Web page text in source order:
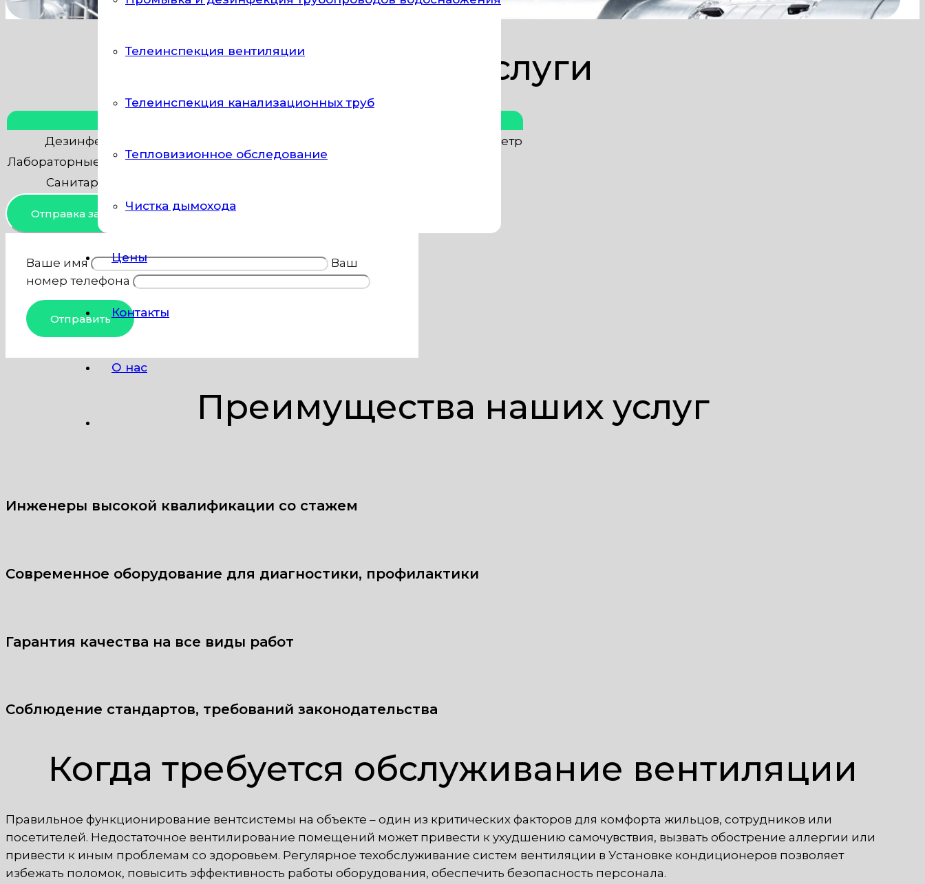
Телеинспекция вентиляции
Телеинспекция канализационных труб
Тепловизионное обследование
Чистка дымохода
Цены
Контакты
О нас
Цены за услуги
Дезинфекция систем вентиляции (воздуховоды)
от 30 руб. за пог. метр
Лабораторные исследования (микробиологические смывы)
Санитарно-эпидемиологическое обследование
Отправка заявки
Ваше имя
Ваш
номер телефона
Преимущества наших услуг
Инженеры высокой квалификации со стажем
Современное оборудование для диагностики, профилактики
Гарантия качества на все виды работ
Соблюдение стандартов, требований законодательства
Когда требуется обслуживание вентиляции
Правильное функционирование вентсистемы на объекте – один из критических факторов для комфорта жильцов, сотрудников или
посетителей. Недостаточное вентилирование помещений может привести к ухудшению самочувствия, вызвать обострение аллергии или
привести к иным проблемам со здоровьем. Регулярное техобслуживание систем вентиляции в Установке кондиционеров позволяет
избежать поломок, повысить эффективность работы оборудования, обеспечить безопасность персонала.